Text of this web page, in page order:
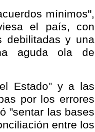
mínimos",
el país, con
debilitadas y una
aguda ola de
Estado" y a las
por los errores
"sentar las bases
entre los